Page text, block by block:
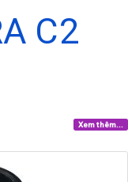
C2
Xem thêm...